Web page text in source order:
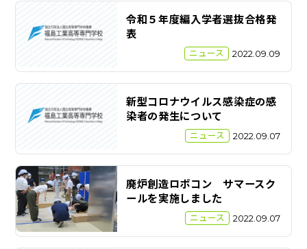
令和５年度編入学者選抜合格発
表
ニュース 2022.09.09
新型コロナウイルス感染症の感
染者の発生について
ニュース 2022.09.07
廃炉創造ロボコン サマースク
ールを実施しました
ニュース 2022.09.07